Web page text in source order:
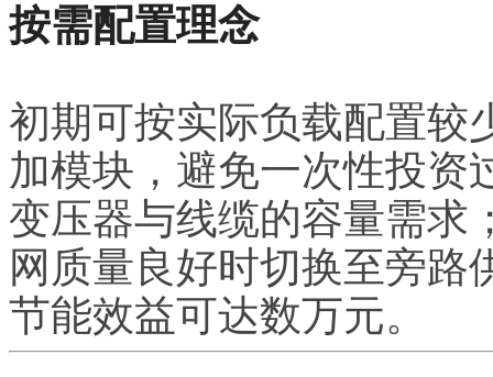
按需配置理念
初期可按实际负载配置较
加模块，避免一次性投资
变压器与线缆的容量需求
网质量良好时切换至旁路
节能效益可达数万元。